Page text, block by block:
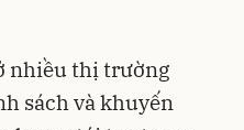
nhiều thị trường
sách và khuyến